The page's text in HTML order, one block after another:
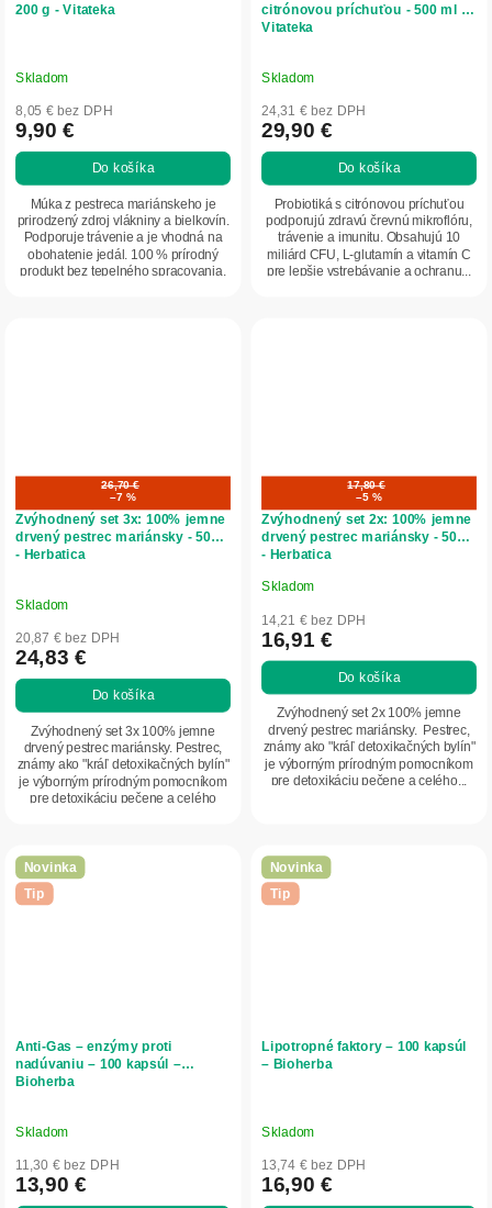
200 g - Vitateka
Skladom
8,05 € bez DPH
9,90 €
Do košíka
Múka z pestreca mariánskeho je
prirodzený zdroj vlákniny a bielkovín.
Podporuje trávenie a je vhodná na
obohatenie jedál. 100 % prírodný
produkt bez tepelného spracovania.
citrónovou príchuťou - 500 ml -
Vitateka
Skladom
24,31 € bez DPH
29,90 €
Do košíka
Probiotiká s citrónovou príchuťou
podporujú zdravú črevnú mikroflóru,
trávenie a imunitu. Obsahujú 10
miliárd CFU, L-glutamín a vitamín C
pre lepšie vstrebávanie a ochranu...
26,70 €
–7 %
Zvýhodnený set 3x: 100% jemne
drvený pestrec mariánsky - 500g
- Herbatica
Skladom
20,87 € bez DPH
24,83 €
Do košíka
Zvýhodnený set 3x 100% jemne
drvený pestrec mariánsky. Pestrec,
známy ako "kráľ detoxikačných bylín"
je výborným prírodným pomocníkom
pre detoxikáciu pečene a celého
17,80 €
–5 %
Zvýhodnený set 2x: 100% jemne
drvený pestrec mariánsky - 500g
- Herbatica
Priemerné
hodnotenie
produktu
je
5,0
5
hviezdičiek.
Skladom
14,21 € bez DPH
16,91 €
Do košíka
Zvýhodnený set 2x 100% jemne
drvený pestrec mariánsky. Pestrec,
známy ako "kráľ detoxikačných bylín"
je výborným prírodným pomocníkom
pre detoxikáciu pečene a celého...
Novinka
Tip
Anti-Gas – enzýmy proti
nadúvaniu – 100 kapsúl –
Bioherba
Skladom
11,30 € bez DPH
13,90 €
Novinka
Tip
Lipotropné faktory – 100 kapsúl
– Bioherba
Skladom
13,74 € bez DPH
16,90 €